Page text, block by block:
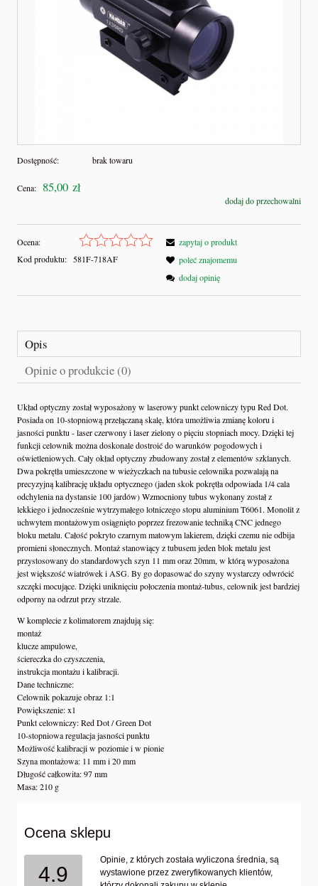
Dostępność: brak towaru
Cena: 85,00 zł
dodaj do przechowalni
Ocena:
Kod produktu:
581F-718AF
zapytaj o produkt
poleć znajomemu
dodaj opinię
Opis
Opinie o produkcie (0)
Układ optyczny został wyposażony w laserowy punkt celowniczy typu Red Dot.
Posiada on 10-stopniową przełączaną skalę, która umożliwia zmianę koloru i
jasności punktu - laser czerwony i laser zielony o pięciu stopniach mocy. Dzięki tej
funkcji celownik można doskonale dostroić do warunków pogodowych i
oświetleniowych. Cały okład optyczny zbudowany został z elementów szklanych.
Dwa pokrętła umieszczone w wieżyczkach na tubusie celownika pozwalają na
precyzyjną kalibrację układu optycznego (jaden skok pokrętła odpowiada 1/4 cala
odchylenia na dystansie 100 jardów) Wzmocniony tubus wykonany został z
lekkiego i jednocześnie wytrzymałego lotniczego stopu aluminium T6061. Monolit z
uchwytem montażowym osiągnięto poprzez frezowanie techniką CNC jednego
bloku metalu. Całość pokryto czarnym matowym lakierem, dzięki czemu nie odbija
promieni słonecznych. Montaż stanowiący z tubusem jeden blok metalu jest
przystosowany do standardowych szyn 11 mm oraz 20mm, w którą wyposażona
jest większość wiatrówek i ASG. By go dopasować do szyny wystarczy odwrócić
szczęki mocujące. Dzięki uniknięciu połoczenia montaż-tubus, celownik jest bardziej
odporny na odrzut przy strzale.
W komplecie z kolimatorem znajdują się:
montaż
klucze ampulowe,
ściereczka do czyszczenia,
instrukcja montażu i kalibracji.
Dane techniczne:
Celownik pokazuje obraz 1:1
Powiększenie: x1
Punkt celowniczy: Red Dot / Green Dot
10-stopniowa regulacja jasności punktu
Możliwość kalibracji w poziomie i w pionie
Szyna montażowa: 11 mm i 20 mm
Długość całkowita: 97 mm
Masa: 210 g
Ocena sklepu
4.9
Opinie, z których została wyliczona średnia, są
wystawione przez zweryfikowanych klientów,